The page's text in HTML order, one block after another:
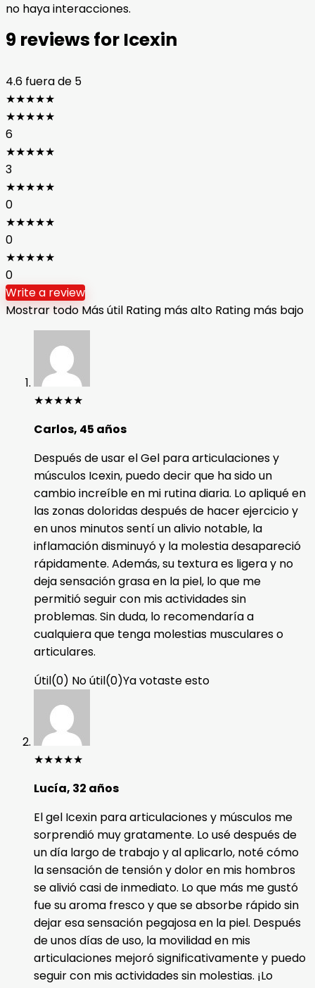
no haya interacciones.
9 reviews for Icexin
4.6 fuera de 5
★★★★★
★★★★★
6
★★★★★
3
★★★★★
0
★★★★★
0
★★★★★
0
Write a review
Mostrar todo Más útil Rating más alto Rating más bajo
★★★★★
Carlos, 45 años
Después de usar el Gel para articulaciones y
músculos Icexin, puedo decir que ha sido un
cambio increíble en mi rutina diaria. Lo apliqué en
las zonas doloridas después de hacer ejercicio y
en unos minutos sentí un alivio notable, la
inflamación disminuyó y la molestia desapareció
rápidamente. Además, su textura es ligera y no
deja sensación grasa en la piel, lo que me
permitió seguir con mis actividades sin
problemas. Sin duda, lo recomendaría a
cualquiera que tenga molestias musculares o
articulares.
Útil(0) No útil(0)Ya votaste esto
★★★★★
Lucía, 32 años
El gel Icexin para articulaciones y músculos me
sorprendió muy gratamente. Lo usé después de
un día largo de trabajo y al aplicarlo, noté cómo
la sensación de tensión y dolor en mis hombros
se alivió casi de inmediato. Lo que más me gustó
fue su aroma fresco y que se absorbe rápido sin
dejar esa sensación pegajosa en la piel. Después
de unos días de uso, la movilidad en mis
articulaciones mejoró significativamente y puedo
seguir con mis actividades sin molestias. ¡Lo